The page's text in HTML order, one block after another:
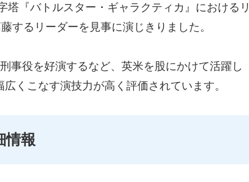
『バトルスター・ギャラクティカ』におけるリ
するリーダーを見事に演じきりました。
事役を好演するなど、英米を股にかけて活躍し
くこなす演技力が高く評価されています。
情報